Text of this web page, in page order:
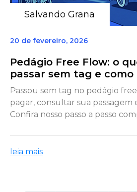
Salvando Grana
20 de fevereiro, 2026
Pedágio Free Flow: o
passar sem tag e como
Passou sem tag no pedágio
pagar, consultar sua passagem
Confira nosso passo a passo
leia mais